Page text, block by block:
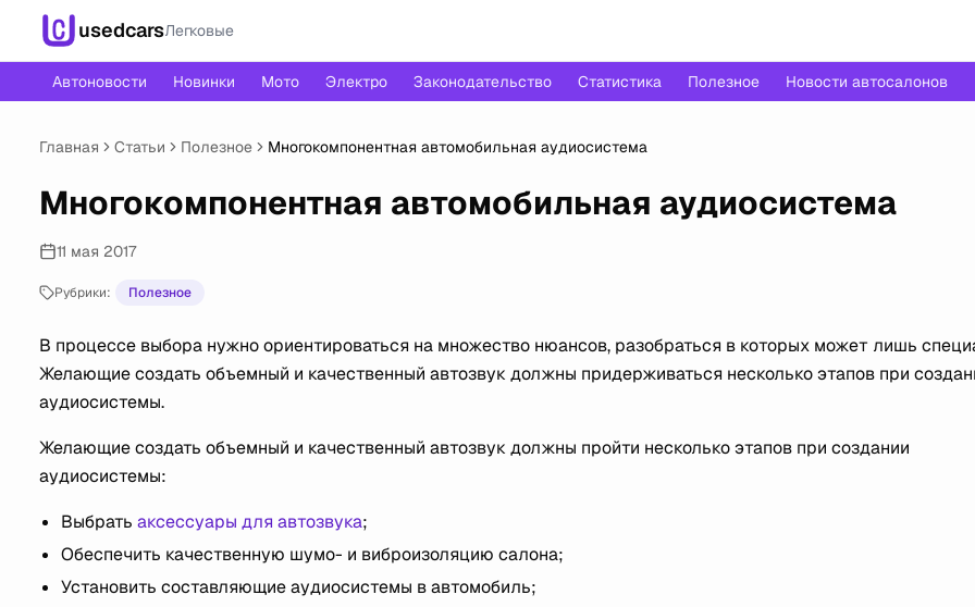
usedcarsЛегковые
Автоновости Новинки Мото Электро Законодательство Статистика Полезное Новости автосалонов
Главная Статьи Полезное Многокомпонентная автомобильная аудиосистема
Многокомпонентная автомобильная аудиосистема
11 мая 2017
Рубрики: Полезное
В процессе выбора нужно ориентироваться на множество нюансов, разобраться в которых может лишь
Желающие создать объемный и качественный автозвук должны придерживаться несколько этапов при
аудиосистемы.
Желающие создать объемный и качественный автозвук должны пройти несколько этапов при создании
аудиосистемы:
Выбрать аксессуары для автозвука;
Обеспечить качественную шумо- и виброизоляцию салона;
Установить составляющие аудиосистемы в автомобиль;